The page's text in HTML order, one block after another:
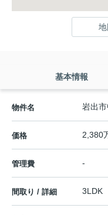
基本情報
物件名 岩出
価格 2,380
管理費 -
間取り / 詳細 3LDK